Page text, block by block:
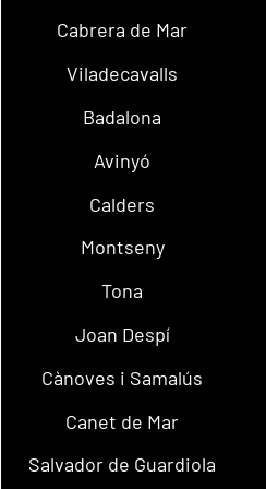
Cabrera de Mar
Viladecavalls
Badalona
Avinyó
Calders
Montseny
Tona
Joan Despí
Cànoves i Samalús
Canet de Mar
Salvador de Guardiola